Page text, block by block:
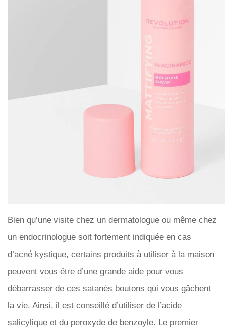
Bien qu’une visite chez un dermatologue ou même chez
un endocrinologue soit fortement indiquée en cas
d’acné kystique, certains produits à utiliser à la maison
peuvent vous être d’une grande aide pour vous
débarrasser de ces satanés boutons qui vous gâchent
la vie. Ainsi, il est conseillé d’utiliser de l’acide
salicylique et du peroxyde de benzoyle. Le premier